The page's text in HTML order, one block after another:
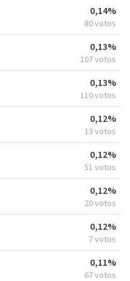
0,14%
80 votos
0,13%
107 votos
0,13%
110 votos
0,12%
13 votos
0,12%
51 votos
0,12%
20 votos
0,12%
7 votos
0,11%
67 votos